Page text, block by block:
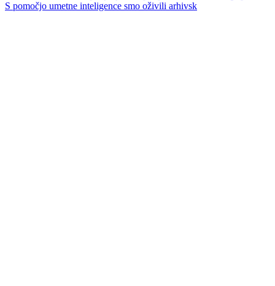
S pomočjo umetne inteligence smo oživili arhivsk